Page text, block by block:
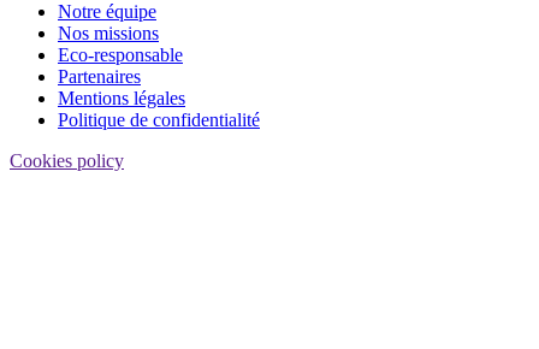
Notre équipe
Nos missions
Eco-responsable
Partenaires
Mentions légales
Politique de confidentialité
Cookies policy